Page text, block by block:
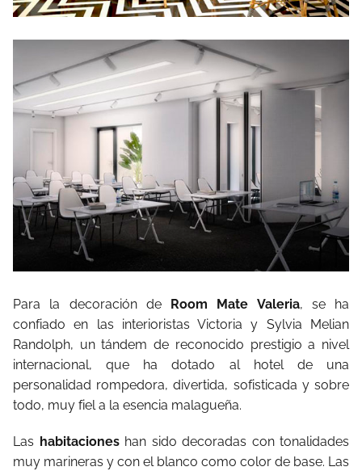
Para la decoración de Room Mate Valeria, se ha
confiado en las interioristas Victoria y Sylvia Melian
Randolph, un tándem de reconocido prestigio a nivel
internacional, que ha dotado al hotel de una
personalidad rompedora, divertida, sofisticada y sobre
todo, muy fiel a la esencia malagueña.
Las habitacioneshan sido decoradas con tonalidades
muy marineras y con el blanco como color de base. Las